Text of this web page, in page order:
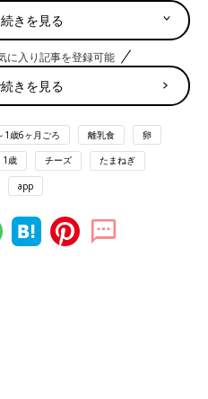
＜離乳食のお約束＞
はここから確認してください
ラうどん レシピ
きを見る
に入り記事を登録可能
きを見る
1歳6ヶ月ごろ 離乳食 卵
1歳 チーズ たまねぎ
app